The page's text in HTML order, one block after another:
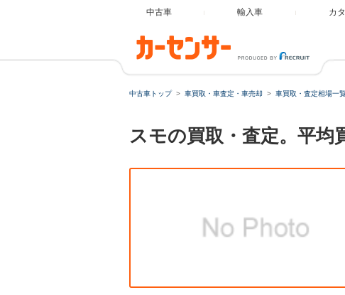
中古車 輸入車 カ
中古車トップ 車買取・車査定・車売却 車買取・査定相場一
スモの買取・査定。平均